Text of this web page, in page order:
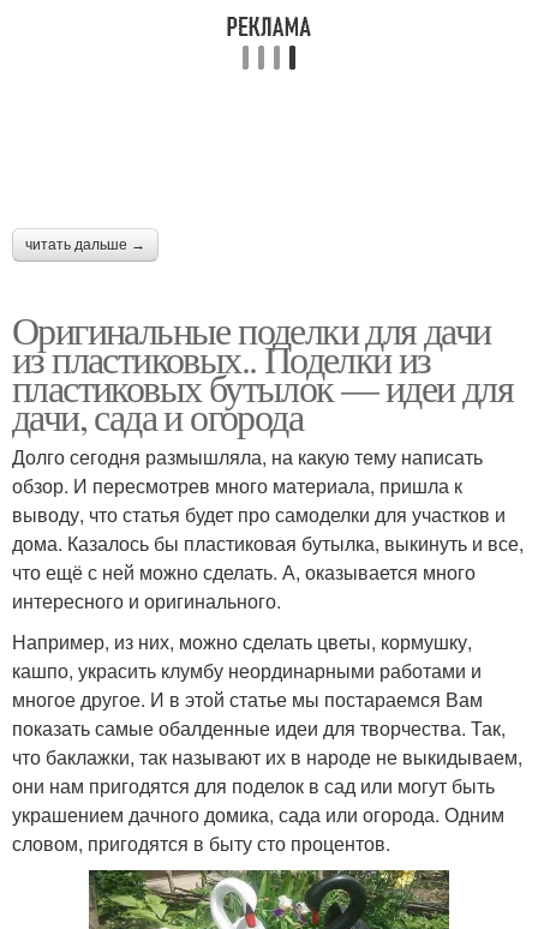
Бутылки в школу Поделки из бутылок
Ежик для дачи Кашпо для дачи
Птички из бутылок
Поделка из
Бутылки для детского
сада
Поделки из
пятилитровых бутылок
Литровые бутылки Бутылки на даче
читать дальше →
Оригинальные поделки для дачи
из пластиковых.. Поделки из
пластиковых бутылок — идеи для
дачи, сада и огорода
Долго сегодня размышляла, на какую тему написать
обзор. И пересмотрев много материала, пришла к
выводу, что статья будет про самоделки для участков и
дома. Казалось бы пластиковая бутылка, выкинуть и все,
что ещё с ней можно сделать. А, оказывается много
интересного и оригинального.
Например, из них, можно сделать цветы, кормушку,
кашпо, украсить клумбу неординарными работами и
многое другое. И в этой статье мы постараемся Вам
показать самые обалденные идеи для творчества. Так,
что баклажки, так называют их в народе не выкидываем,
они нам пригодятся для поделок в сад или могут быть
украшением дачного домика, сада или огорода. Одним
словом, пригодятся в быту сто процентов.